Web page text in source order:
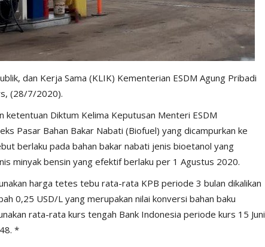
dan Kerja Sama (KLIK) Kementerian ESDM Agung Pribadi
(28/7/2020).
ketentuan Diktum Kelima Keputusan Menteri ESDM
Pasar Bahan Bakar Nabati (Biofuel) yang dicampurkan ke
berlaku pada bahan bakar nabati jenis bioetanol yang
minyak bensin yang efektif berlaku per 1 Agustus 2020.
harga tetes tebu rata-rata KPB periode 3 bulan dikalikan
0,25 USD/L yang merupakan nilai konversi bahan baku
rata-rata kurs tengah Bank Indonesia periode kurs 15 Juni
*